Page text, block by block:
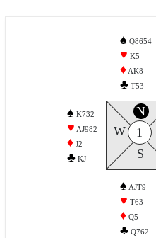
♠ Q8654
♥ K5
♦ AK8
♣ T53
♠ K732
♥ AJ982
♦ J2
♣ KJ
N
S
W 1
♠ AJT9
♥ T63
♦ Q5
♣ Q762